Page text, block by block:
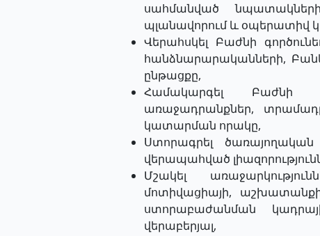
սահմանված
պլանավորում և օպերատիվ
Վերահսկել Բաժնի
հանձնարարականների,
ընթացքը,
Համակարգել Բաժնի
առաջադրանքներ,
կատարման որակը,
Ստորագրել
վերապահված
Մշակել
մոտիվացիայի,
ստորաբաժանման
վերաբերյալ,